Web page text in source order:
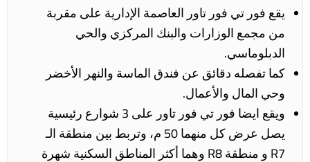
يقع فور تي فور تاور العاصمة الإدارية على مقربة
من مجمع الوزارات والبنك المركزي والحي
الدبلوماسي.
كما تفصله دقائق عن فندق الماسة والنهر الأخضر
وحي المال والأعمال.
ويقع
ايضا فور تي فور تاور على 3 شوارع رئيسية
يصل عرض كل منهما 50 م، وتربط بين منطقة الـ
R7 و منطقة R8 وهما أكثر المناطق السكنية شهرة